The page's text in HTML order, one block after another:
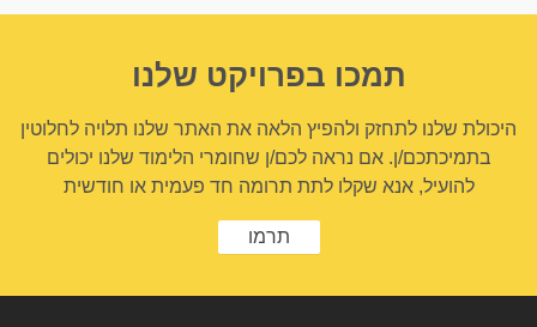
תמכו בפרויקט שלנו
היכולת שלנו לתחזק ולהפיץ הלאה את האתר שלנו תלויה לחלוטין
בתמיכתכם/ן. אם נראה לכם/ן שחומרי הלימוד שלנו יכולים
להועיל, אנא שקלו לתת תרומה חד פעמית או חודשית
תרמו